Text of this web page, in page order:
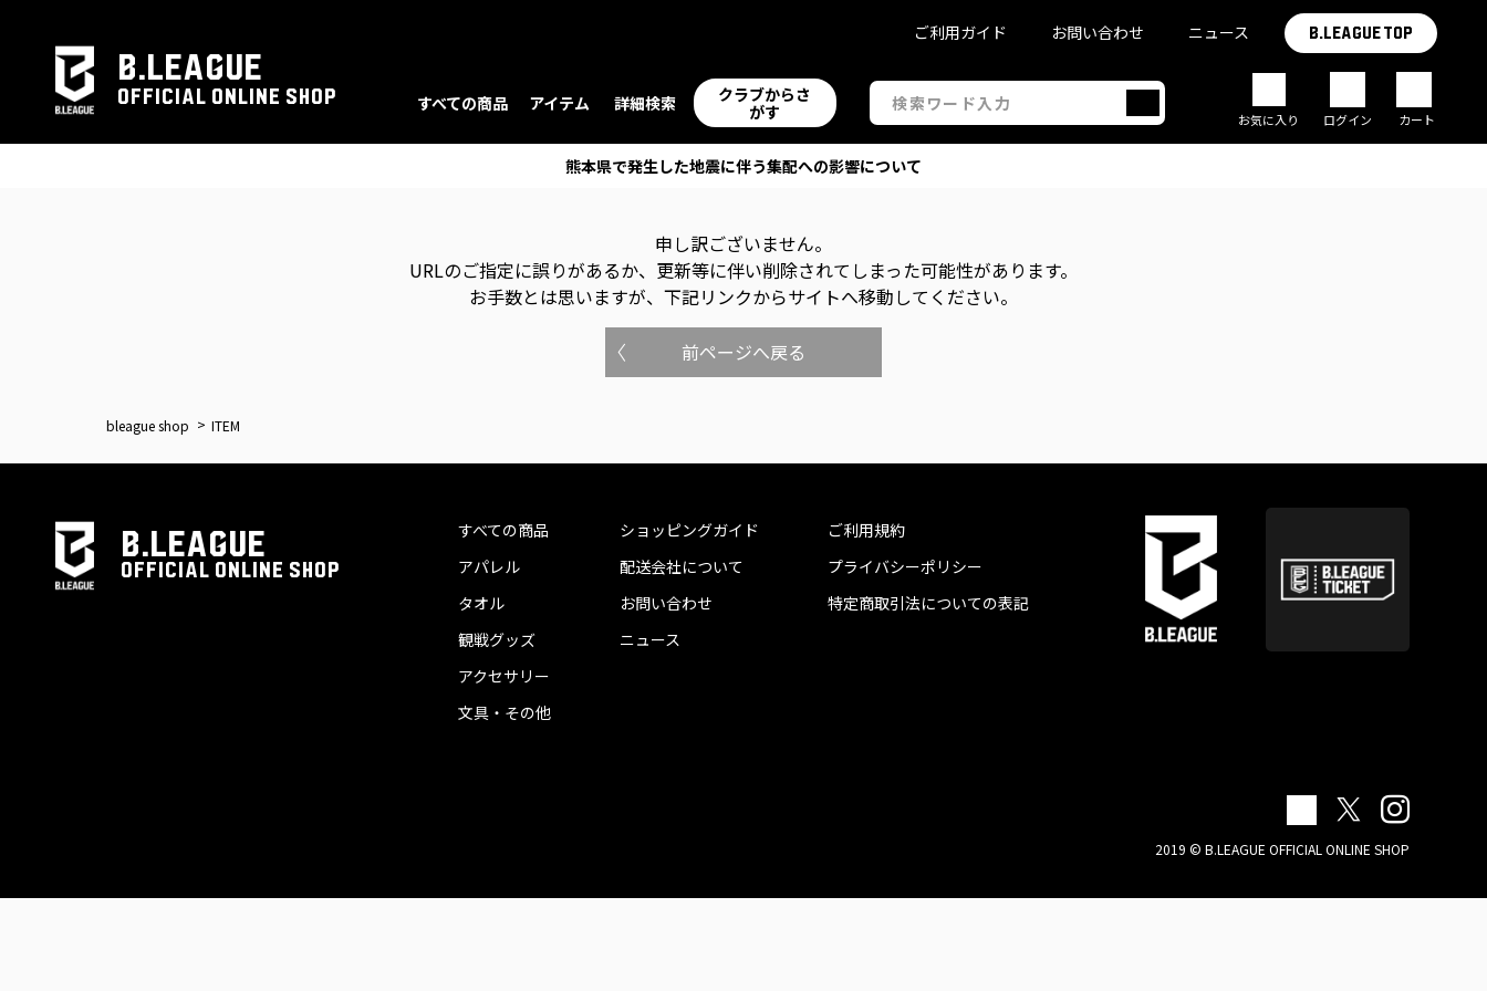
B.LEAGUE
OFFICIAL ONLINE SHOP すべての商品 アイテム 詳細検索
クラブからさ
がす
ご利用ガイド お問い合わせ ニュース B.LEAGUE TOP
お気に入り ログイン カート
熊本県で発生した地震に伴う集配への影響について
申し訳ございません。
URLのご指定に誤りがあるか、更新等に伴い削除されてしまった可能性があります。
お手数とは思いますが、下記リンクからサイトへ移動してください。
前ページへ戻る
bleague shop ITEM
B.LEAGUE
OFFICIAL ONLINE SHOP
すべての商品
アパレル
タオル
観戦グッズ
アクセサリー
文具・その他
ショッピングガイド
配送会社について
お問い合わせ
ニュース
ご利用規約
プライバシーポリシー
特定商取引法についての表記
2019 © B.LEAGUE OFFICIAL ONLINE SHOP